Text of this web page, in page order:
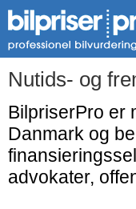
Nutids- og
BilpriserPro er
Danmark og
advokater,